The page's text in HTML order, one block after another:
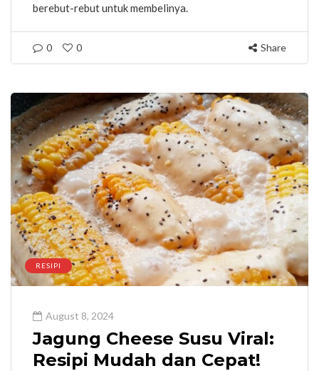
berebut-rebut untuk membelinya.
0 0 Share
RESIPI
August 8, 2024
Jagung Cheese Susu Viral:
Resipi Mudah dan Cepat!